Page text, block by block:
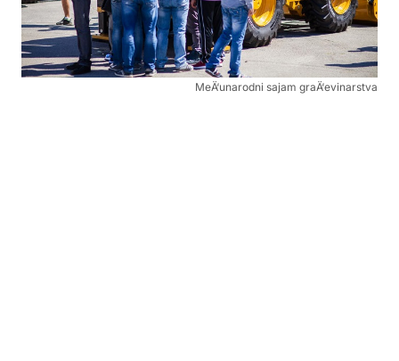
MeÄ‘unarodni sajam graÄ‘evinarstva